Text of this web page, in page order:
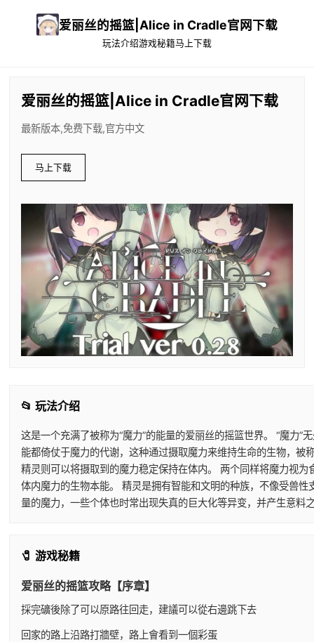
爱丽丝的摇篮|Alice in Cradle官网下载
玩法介绍游戏秘籍马上下载
爱丽丝的摇篮|Alice in Cradle官网下载
最新版本,免费下载,官方中文
马上下载
📂 玩法介绍
这是一个充满了被称为“魔力”的能量的爱丽丝的摇篮世界。 “魔力
能都倚仗于魔力的代谢，这种通过摄取魔力来维持生命的生物，被
精灵则可以将摄取到的魔力稳定保持在体内。 两个同样将魔力视
体内魔力的生物本能。 精灵是拥有智能和文明的种族，不像受兽
量的魔力，一些个体也时常出现失真的巨大化等异变，并产生意
🧷 游戏秘籍
爱丽丝的摇篮攻略【序章】
採完礦後除了可以原路往回走，建議可以從右邊跳下去
回家的路上沿路打牆壁，路上會看到一個彩蛋